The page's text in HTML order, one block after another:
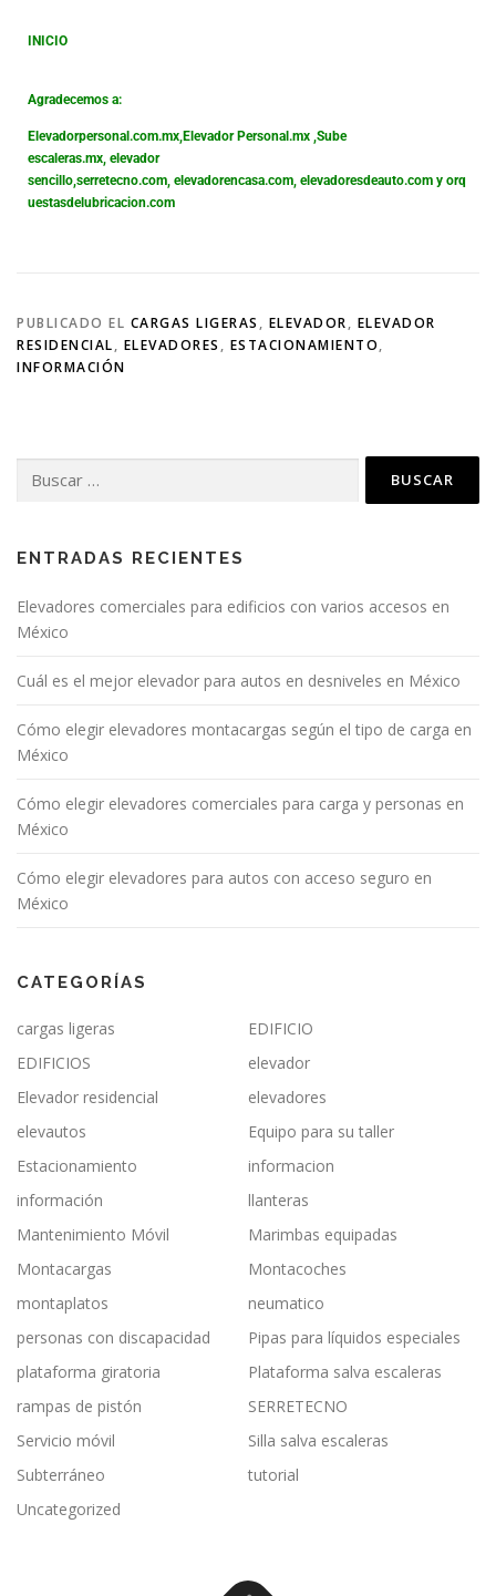
INICIO
Agradecemos a:
Elevadorpersonal.com.mx,Elevador Personal.mx ,Sube
escaleras.mx, elevador
sencillo,serretecno.com, elevadorencasa.com, elevadoresdeauto.com y orq
uestasdelubricacion.com
PUBLICADO EL CARGAS LIGERAS, ELEVADOR, ELEVADOR
RESIDENCIAL, ELEVADORES, ESTACIONAMIENTO,
INFORMACIÓN
ENTRADAS RECIENTES
Elevadores comerciales para edificios con varios accesos en
México
Cuál es el mejor elevador para autos en desniveles en México
Cómo elegir elevadores montacargas según el tipo de carga en
México
Cómo elegir elevadores comerciales para carga y personas en
México
Cómo elegir elevadores para autos con acceso seguro en
México
CATEGORÍAS
cargas ligeras
EDIFICIO
EDIFICIOS
elevador
Elevador residencial
elevadores
elevautos
Equipo para su taller
Estacionamiento
informacion
información
llanteras
Mantenimiento Móvil
Marimbas equipadas
Montacargas
Montacoches
montaplatos
neumatico
personas con discapacidad
Pipas para líquidos especiales
plataforma giratoria
Plataforma salva escaleras
rampas de pistón
SERRETECNO
Servicio móvil
Silla salva escaleras
Subterráneo
tutorial
Uncategorized